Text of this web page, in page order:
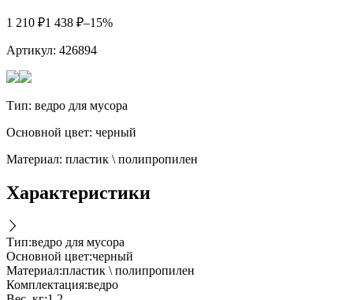
1 210 ₽1 438 ₽–15%
Артикул: 426894
Тип: ведро для мусора
Основной цвет: черный
Материал: пластик \ полипропилен
Характеристики
Тип:ведро для мусора
Основной цвет:черный
Материал:пластик \ полипропилен
Комплектация:ведро